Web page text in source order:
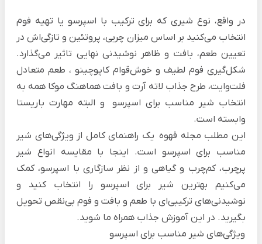
در واقع، نوع شیری که برای ترکیب با اسپرسو یا تهیه فوم
انتخاب می‌کنید بر اساس میزان چربی، پروتئین و تازگی‌اش در
تعیین طعم، بافت و ظاهر نوشیدنی نهایی تاثیر می‌گذارد.
شکل‌گیری فوم لطیف و خوش‌قوام کاپوچینو ، طعم متعادل
فلت‌وایت، طرح جذاب لاته آرت و بافت هماهنگ موکا همه به
انتخاب شیر مناسب برای اسپرسو و البته مهارت باریستا
وابسته‌ است.
این مطلب مجله قهوهیک راهنمای کامل از ویژگی‌های شیر
مناسب برای اسپرسو است. اینجا با مقایسه انواع شیر
پرچرب، کم‌چرب و گیاهی و از نظر سازگاری با اسپرسو، کمک
می‌کنیم بهترین شیر برای اسپرسو را انتخاب کنید و
نوشیدنی‌های ترکیبی‌ای با طعم و بافت و فوم بی‌نقص تحویل
بگیرید. در این آموزش جذاب همراه ما شوید.
ویژگی‌های شیر مناسب برای اسپرسو